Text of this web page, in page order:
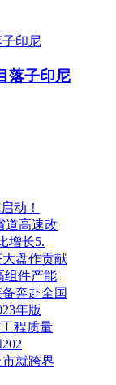
落子印尼
动！
道高速改
增长5.
盘作贡献
组件产能
奔赴全国
年版
程质量
就跨界